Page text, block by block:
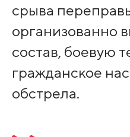
срыва
организованно
состав, боевую
гражданское
обстрела.